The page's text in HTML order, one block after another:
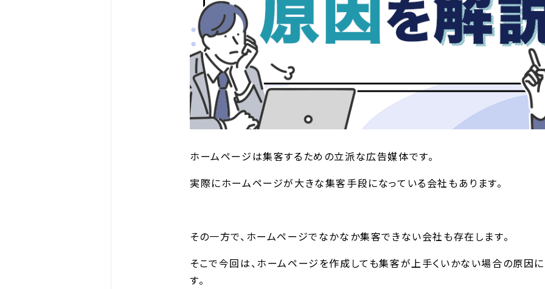
ホームページは集客するための立派な広告媒体です。
実際にホームページが大きな集客手段になっている会社もあります。
その一方で、ホームページでなかなか集客できない会社も存在します。
そこで今回は、ホームページを作成しても集客が上手くいかない場合の原因
す。